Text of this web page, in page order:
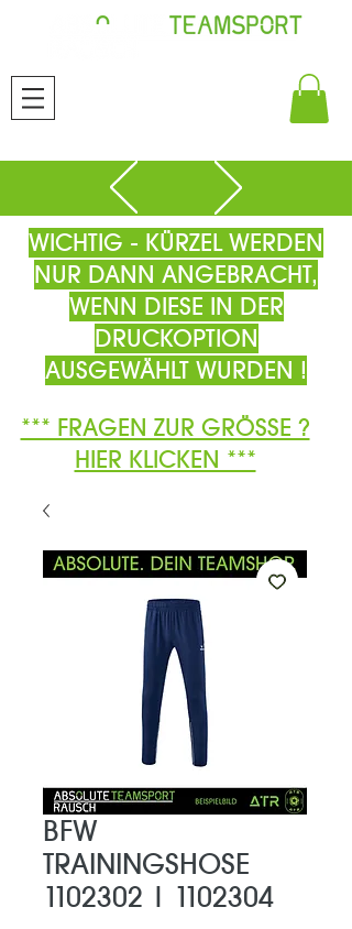
WICHTIG - KÜRZEL WERDEN
NUR DANN ANGEBRACHT,
WENN DIESE IN DER
DRUCKOPTION
AUSGEWÄHLT WURDEN !
*** FRAGEN ZUR GRÖSSE ?
HIER KLICKEN ***
BFW
TRAININGSHOSE
1102302 | 1102304